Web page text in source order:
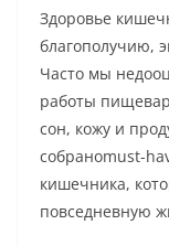
Здоровье
благополучию,
Часто мы
работы
сон, кожу и
собраноmust-
кишечника,
повседневную